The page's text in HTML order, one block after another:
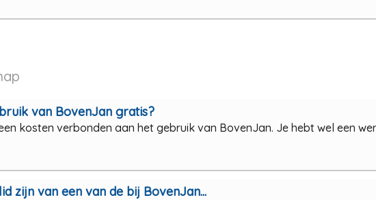
van BovenJan gratis?
kosten verbonden aan het gebruik van BovenJan. Je hebt wel een
zijn van een van de bij BovenJan...